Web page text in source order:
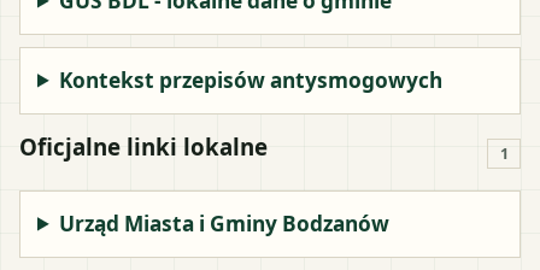
Kontekst przepisów antysmogowych
Oficjalne linki lokalne 1
Urząd Miasta i Gminy Bodzanów